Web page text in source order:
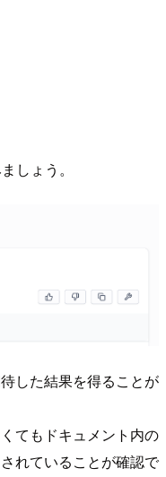
しょう。
した結果を得ることが
てもドキュメント内の
れていることが確認で